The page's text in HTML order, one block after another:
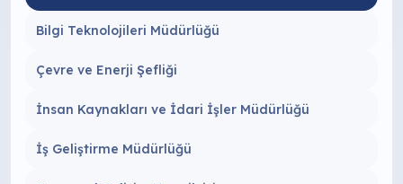
Bilgi Teknolojileri Müdürlüğü
Çevre ve Enerji Şefliği
İnsan Kaynakları ve İdari İşler Müdürlüğü
İş Geliştirme Müdürlüğü